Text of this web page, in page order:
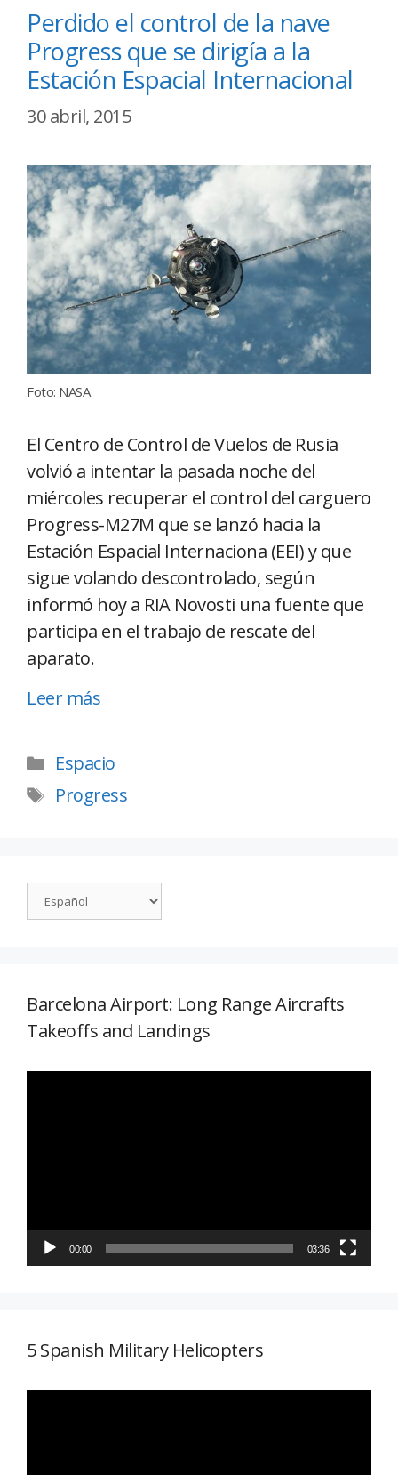
Perdido el control de la nave
Progress que se dirigía a la
Estación Espacial Internacional
30 abril, 2015
Foto: NASA
El Centro de Control de Vuelos de Rusia
volvió a intentar la pasada noche del
miércoles recuperar el control del carguero
Progress-M27M que se lanzó hacia la
Estación Espacial Internaciona (EEI) y que
sigue volando descontrolado, según
informó hoy a RIA Novosti una fuente que
participa en el trabajo de rescate del
aparato.
Leer más
Espacio
Progress
Barcelona Airport: Long Range Aircrafts
Takeoffs and Landings
00:00 03:36
5 Spanish Military Helicopters